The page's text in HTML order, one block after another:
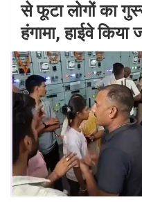
से फूटा लोगों का
हंगामा, हाईवे किया